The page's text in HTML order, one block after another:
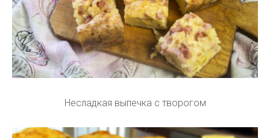
Несладкая выпечка с творогом